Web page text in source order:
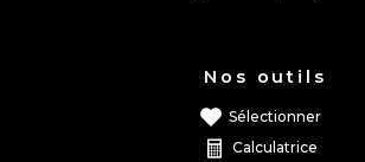
Nos outils
sélectionner
calculatrice